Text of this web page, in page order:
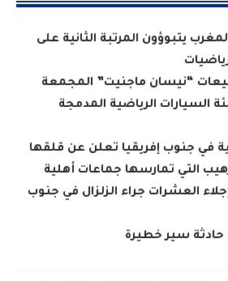
يتبوؤون المرتبة الثانية على
“نيسان ماجنيت” المجمعة
السيارات الرياضية المدمجة
في جنوب إفريقيا تعلن عن قلقها
التي تمارسها جماعات أهلية
جريحا وإجلاء العشرات جراء الزلزال في جنوب